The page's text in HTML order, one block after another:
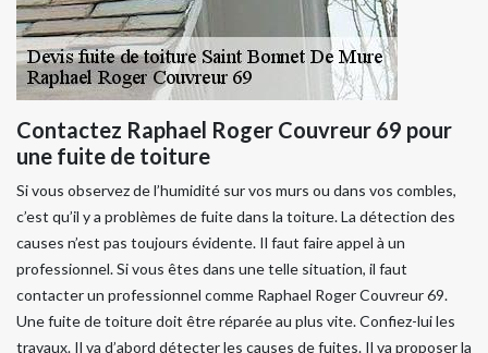
Contactez Raphael Roger Couvreur 69 pour
une fuite de toiture
Si vous observez de l’humidité sur vos murs ou dans vos combles,
c’est qu’il y a problèmes de fuite dans la toiture. La détection des
causes n’est pas toujours évidente. Il faut faire appel à un
professionnel. Si vous êtes dans une telle situation, il faut
contacter un professionnel comme Raphael Roger Couvreur 69.
Une fuite de toiture doit être réparée au plus vite. Confiez-lui les
travaux. Il va d’abord détecter les causes de fuites. Il va proposer la